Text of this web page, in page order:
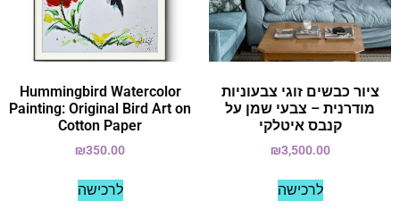
ציור כבשים זוגי צבעוניות
מודרנית – צבעי שמן על
קנבס איטלקי
₪3,500.00
לרכישה
Hummingbird Watercolor
Painting: Original Bird Art on
Cotton Paper
₪350.00
לרכישה